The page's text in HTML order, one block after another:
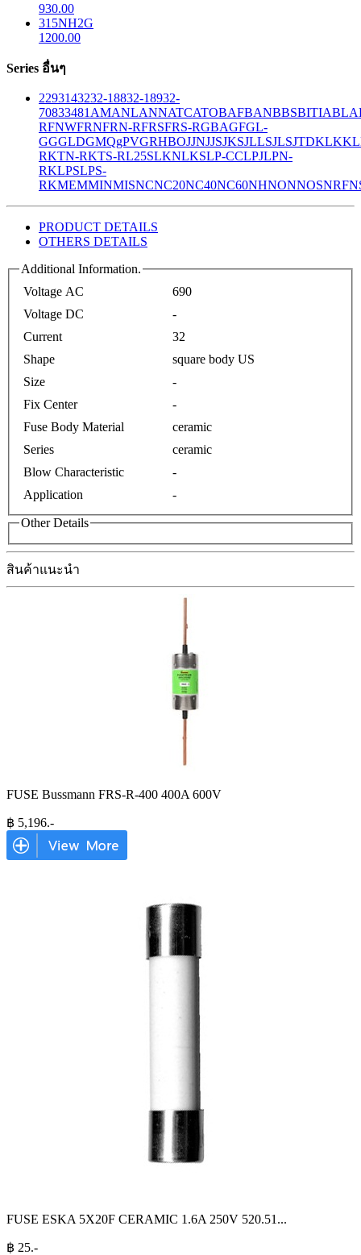
930.00
315NH2G
1200.00
Series อื่นๆ
2293143232-18832-18932-
70833481 AMANLANNATCATOBAFBANBBSBITIABLA
RFNWFRNFRN-RFRSFRS-RGBAGFGL-
GGGLDGMQgPVGRHBOJJNJJSJKSJLLSJLSJTDKLK
RKTN-RKTS-RL25SLKNLKSLP-CCLPJLPN-
RKLPSLPS-
RKMEMMINMISNCNC20NC40NC60NHNONNOSNRF
PRODUCT DETAILS
OTHERS DETAILS
Additional Information.
Voltage AC
690
Voltage DC
-
Current
32
Shape
square body US
Size
-
Fix Center
-
Fuse Body Material
ceramic
Series
ceramic
Blow Characteristic
-
Application
-
Other Details
สินค้าแนะนำ
FUSE Bussmann FRS-R-400 400A 600V
฿ 5,196.-
FUSE ESKA 5X20F CERAMIC 1.6A 250V 520.51 ...
฿ 25.-